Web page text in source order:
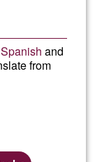
Spanish and
from